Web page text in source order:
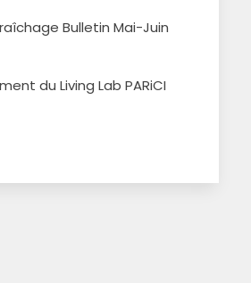
Bulletin Mai-Juin
du Living Lab PARiCI